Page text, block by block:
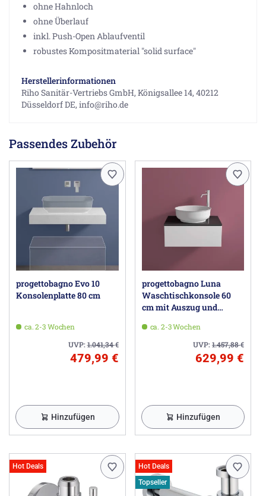
ohne Hahnloch
ohne Überlauf
inkl. Push-Open Ablaufventil
robustes Kompositmaterial "solid surface"
Herstellerinformationen
Riho Sanitär-Vertriebs GmbH, Königsallee 14, 40212
Düsseldorf DE, info@riho.de
Passendes Zubehör
progettobagno Evo 10
Konsolenplatte 80 cm
ca. 2-3 Wochen
UVP:1.041,34€
479,99 €
Hinzufügen
progettobagno Luna
Waschtischkonsole 60
cm mit Auszug und
ca. 2-3 Wochen
UVP:1.457,88€
629,99 €
Hinzufügen
Hot Deals
Hot Deals
Topseller